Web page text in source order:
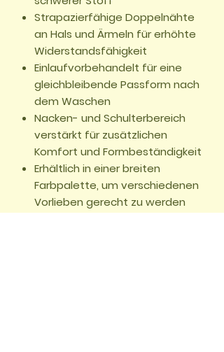
Strapazierfähige Doppelnähte
an Hals und Ärmeln für erhöhte
Widerstandsfähigkeit
Einlaufvorbehandelt für eine
gleichbleibende Passform nach
dem Waschen
Nacken- und Schulterbereich
verstärkt für zusätzlichen
Komfort und Formbeständigkeit
Erhältlich in einer breiten
Farbpalette, um verschiedenen
Vorlieben gerecht zu werden